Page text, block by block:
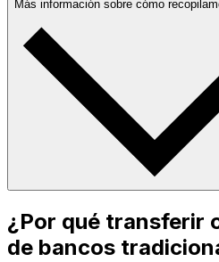
Más información sobre cómo
¿Por qué transferir
de bancos